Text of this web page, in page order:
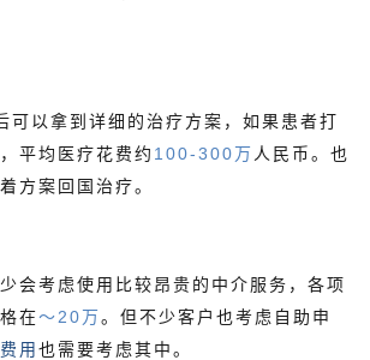
可以拿到详细的治疗方案，如果患者打
平均医疗花费约 100-300万 人民币。也
方案回国治疗。
会考虑使用比较昂贵的中介服务，各项
在～20万。但不少客户也考虑自助申
用 也需要考虑其中。